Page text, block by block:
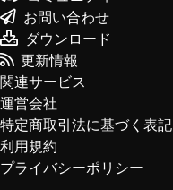
お問い合わせ
ダウンロード
更新情報
関連サービス
運営会社
特定商取引法に基づく表記
利用規約
プライバシーポリシー